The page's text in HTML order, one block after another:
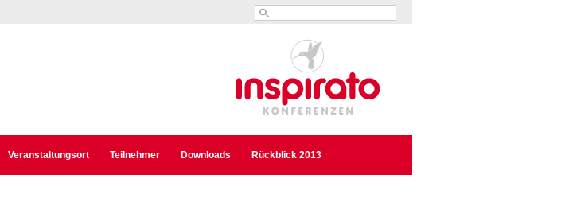
Veranstaltungsort Teilnehmer Downloads Rückblick 2013